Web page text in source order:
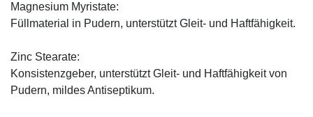
Magnesium Myristate:
Füllmaterial in Pudern, unterstützt Gleit- und Haftfähigkeit.
Zinc Stearate:
Konsistenzgeber, unterstützt Gleit- und Haftfähigkeit von
Pudern, mildes Antiseptikum.